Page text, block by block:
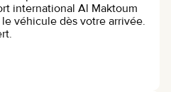
international Al Maktoum
véhicule dès votre arrivée.